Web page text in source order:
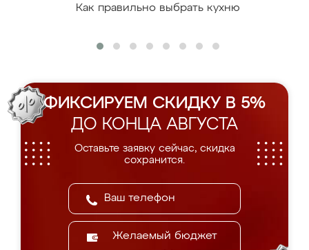
Как правильно выбрать кухню
ФИКСИРУЕМ СКИДКУ В 5%
ДО КОНЦА АВГУСТА
Оставьте заявку сейчас, скидка
сохранится.
Желаемый бюджет